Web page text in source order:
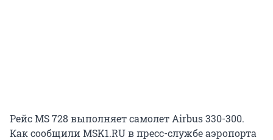
Рейс MS 728 выполняет самолет Airbus 330-300.
Как сообщили MSK1.RU в пресс-службе аэропорта